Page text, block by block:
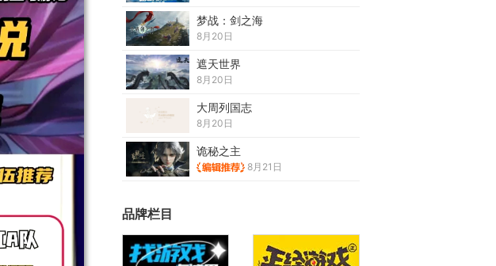
梦战：剑之海
8月20日
遮天世界
8月20日
大周列国志
8月20日
诡秘之主
8月21日
品牌栏目